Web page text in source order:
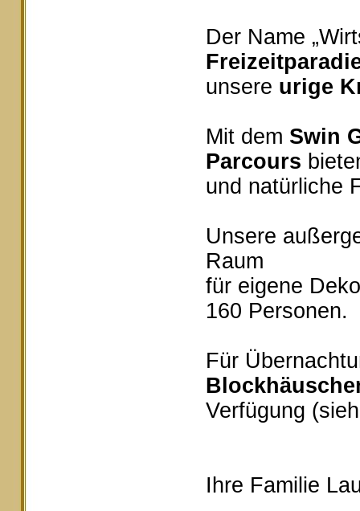
Der Name
unsere urige
Mit dem Swin
Parcours
und natürliche
Unsere
Raum
für eigene
160 Personen.
Für
Verfügung
Ihre Familie